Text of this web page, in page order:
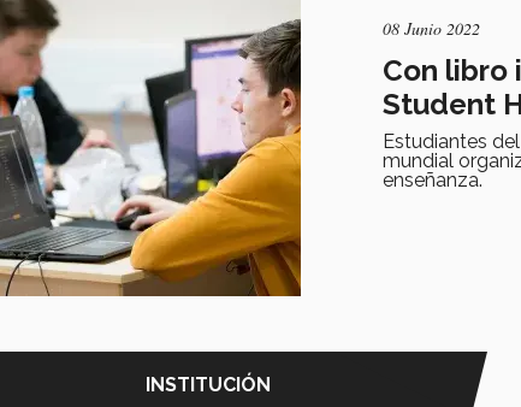
08 Junio 2022
Con libro
Student
Estudiantes
mundial
enseñanza.
INSTITUCIÓN